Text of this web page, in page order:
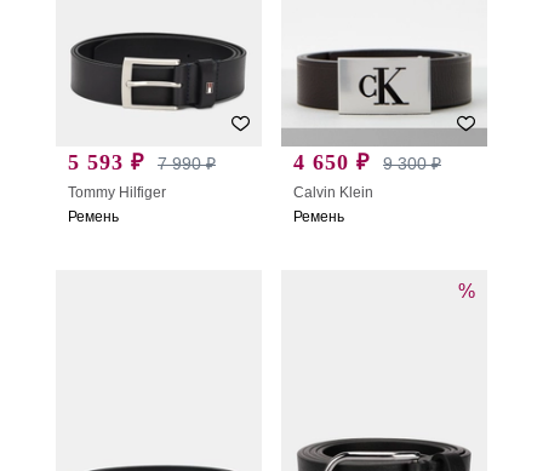
5 593 ₽ 7 990 ₽
Tommy Hilfiger
Ремень
4 650 ₽ 9 300 ₽
Calvin Klein
Ремень
%